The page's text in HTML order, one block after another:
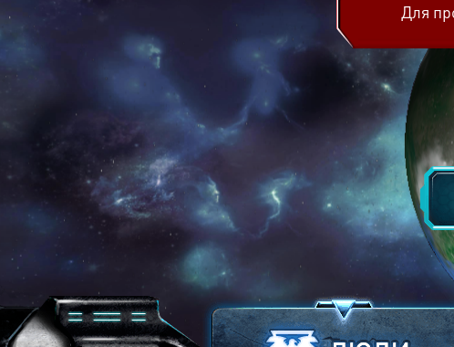
Для